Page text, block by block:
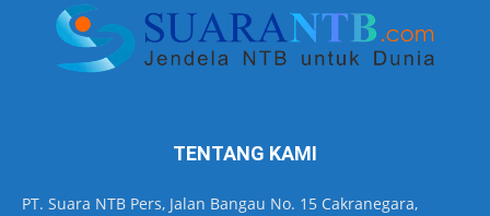
TENTANG KAMI
PT. Suara NTB Pers, Jalan Bangau No. 15 Cakranegara,